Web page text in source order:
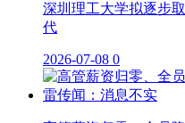
深圳理工大学拟逐步
代
2026-07-08 0